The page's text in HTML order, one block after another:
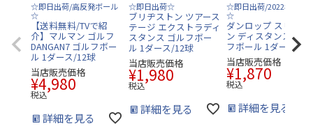
☆即日出荷/高反発ボール
☆
【送料無料/TVで紹
介】マルマン ゴルフ
DANGAN7 ゴルフボー
ル 1ダース/12球
当店販売価格
¥4,980
税込
詳細を見る
☆即日出荷☆
ブリヂストン ツアース
テージ エクストラディ
スタンス ゴルフボー
ル 1ダース/12球
当店販売価格
¥1,980
税込
詳細を見る
☆即日出荷/2022年モデ
☆
ダンロップ スリクソ
ン ディスタンス9 ゴ
フボール 1ダース/12
当店販売価格
¥1,870
税込
詳細を見る